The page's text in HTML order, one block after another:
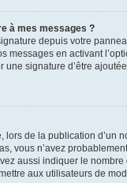
à mes messages ?
depuis votre
messages en activant
une signature d’être
lors de la publication d’un
vous n’avez
aussi indiquer le
aux utilisateurs de